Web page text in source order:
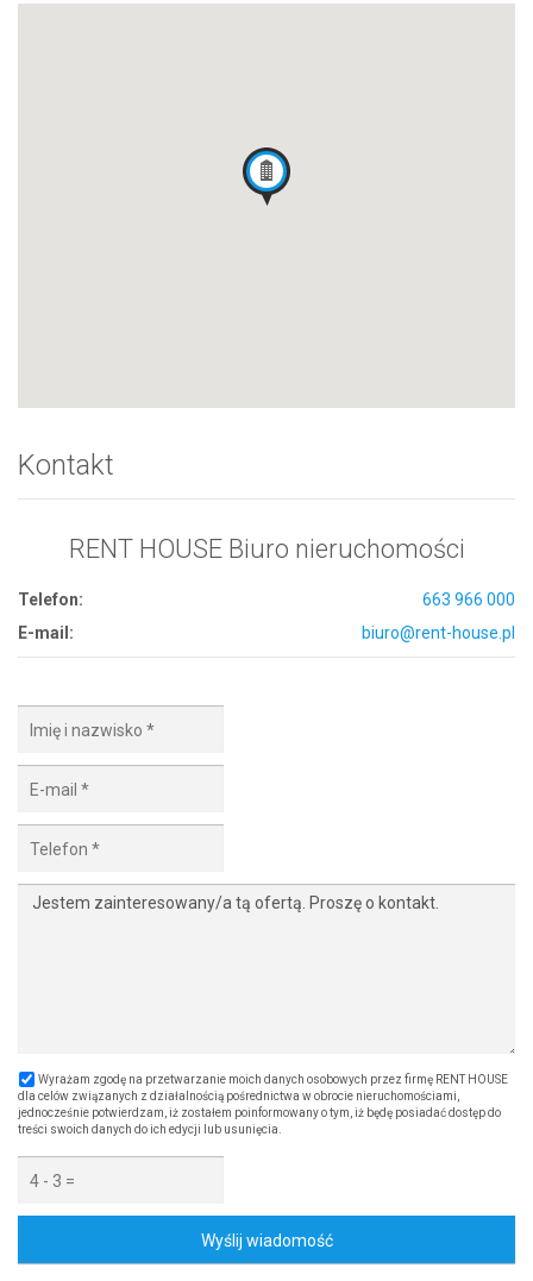
Kontakt
RENT HOUSE Biuro nieruchomości
Telefon:
663 966 000
E-mail:
biuro@rent-house.pl
Wyrażam zgodę na przetwarzanie moich danych osobowych przez firmę RENT HOUSE
dla celów związanych z działalnością pośrednictwa w obrocie nieruchomościami,
jednocześnie potwierdzam, iż zostałem poinformowany o tym, iż będę posiadać dostęp do
treści swoich danych do ich edycji lub usunięcia.
Wyślij wiadomość